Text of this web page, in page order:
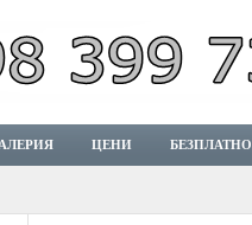
ЦЕНИ БЕЗПЛАТНО